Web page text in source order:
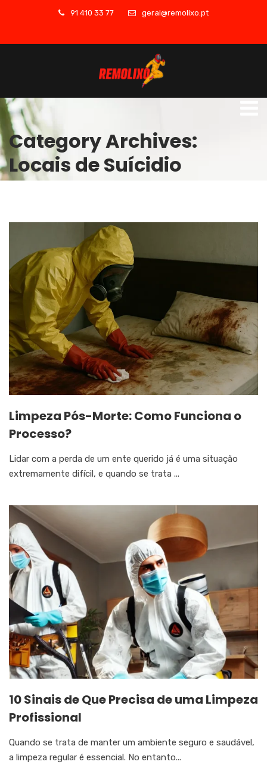
91 410 33 77 geral@remolixo.pt
Category Archives:
Locais de Suícidio
Limpeza Pós-Morte: Como Funciona o
Processo?
Lidar com a perda de um ente querido já é uma situação
extremamente difícil, e quando se trata ...
10 Sinais de Que Precisa de uma Limpeza
Profissional
Quando se trata de manter um ambiente seguro e saudável,
a limpeza regular é essencial. No entanto...